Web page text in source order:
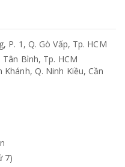
P. 1, Q. Gò Vấp, Tp. HCM
Tân Bình, Tp. HCM
Q. Ninh Kiều, Cần
7)